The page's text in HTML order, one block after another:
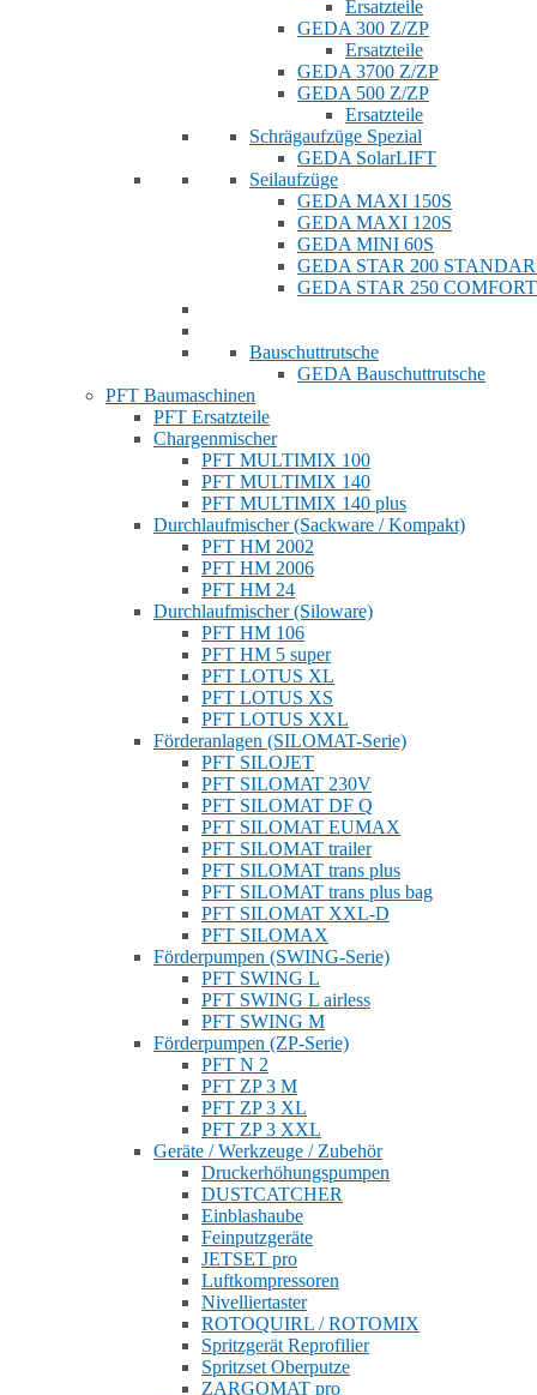
Ersatzteile
GEDA 300 Z/ZP
Ersatzteile
GEDA 3700 Z/ZP
GEDA 500 Z/ZP
Ersatzteile
Schrägaufzüge Spezial
GEDA SolarLIFT
Seilaufzüge
GEDA MAXI 150S
GEDA MAXI 120S
GEDA MINI 60S
GEDA STAR 200
GEDA STAR 250 COMFORT
Bauschuttrutsche
GEDA Bauschuttrutsche
PFT Baumaschinen
PFT Ersatzteile
Chargenmischer
PFT MULTIMIX 100
PFT MULTIMIX 140
PFT MULTIMIX 140 plus
Durchlaufmischer (Sackware / Kompakt)
PFT HM 2002
PFT HM 2006
PFT HM 24
Durchlaufmischer (Siloware)
PFT HM 106
PFT HM 5 super
PFT LOTUS XL
PFT LOTUS XS
PFT LOTUS XXL
Förderanlagen (SILOMAT-Serie)
PFT SILOJET
PFT SILOMAT 230V
PFT SILOMAT DF Q
PFT SILOMAT EUMAX
PFT SILOMAT trailer
PFT SILOMAT trans plus
PFT SILOMAT trans plus bag
PFT SILOMAT XXL-D
PFT SILOMAX
Förderpumpen (SWING-Serie)
PFT SWING L
PFT SWING L airless
PFT SWING M
Förderpumpen (ZP-Serie)
PFT N 2
PFT ZP 3 M
PFT ZP 3 XL
PFT ZP 3 XXL
Geräte / Werkzeuge / Zubehör
Druckerhöhungspumpen
DUSTCATCHER
Einblashaube
Feinputzgeräte
JETSET pro
Luftkompressoren
Nivelliertaster
ROTOQUIRL / ROTOMIX
Spritzgerät Reprofilier
Spritzset Oberputze
ZARGOMAT pro